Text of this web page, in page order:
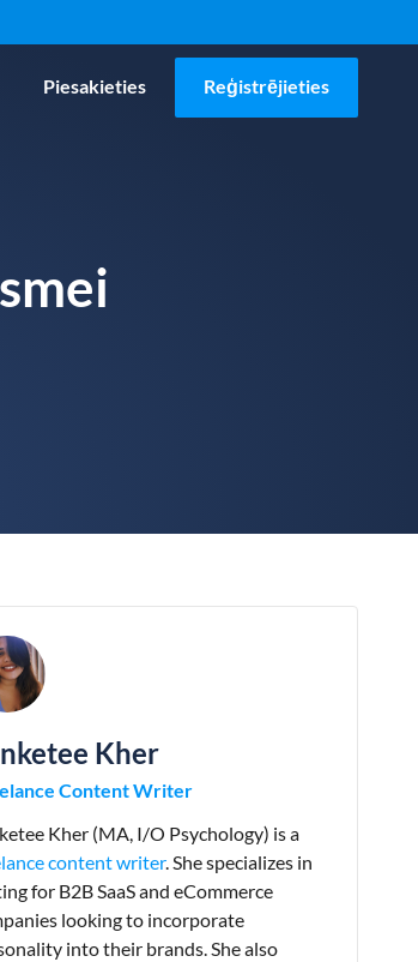
Piesakieties Reģistrējieties
Kher
Content Writer
Kher (MA, I/O Psychology) is a
content writer. She specializes in
for B2B SaaS and eCommerce
looking to incorporate
into their brands. She also